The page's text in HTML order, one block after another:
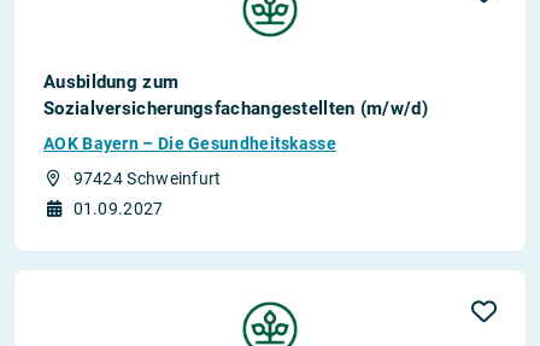
Ausbildung zum
Sozialversicherungsfachangestellten (m/w/d)
AOK Bayern – Die Gesundheitskasse
97424 Schweinfurt
01.09.2027